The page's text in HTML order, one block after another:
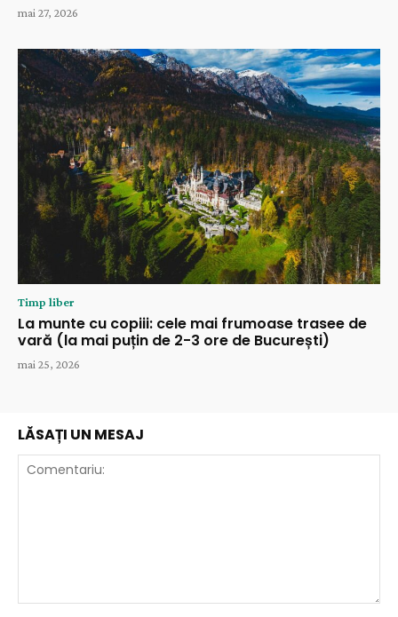
mai 27, 2026
Timp liber
La munte cu copiii: cele mai frumoase trasee de
vară (la mai puțin de 2-3 ore de București)
mai 25, 2026
LĂSAȚI UN MESAJ